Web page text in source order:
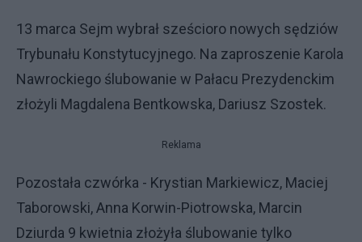
13 marca Sejm wybrał sześcioro nowych sędziów
Trybunału Konstytucyjnego. Na zaproszenie Karola
Nawrockiego ślubowanie w Pałacu Prezydenckim
złożyli Magdalena Bentkowska, Dariusz Szostek.
Reklama
Pozostała czwórka - Krystian Markiewicz, Maciej
Taborowski, Anna Korwin-Piotrowska, Marcin
Dziurda 9 kwietnia złożyła ślubowanie tylko